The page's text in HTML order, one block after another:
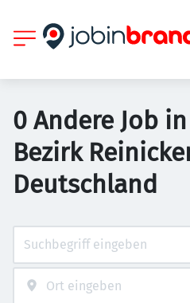
0 Andere Job
Bezirk
Deutschland